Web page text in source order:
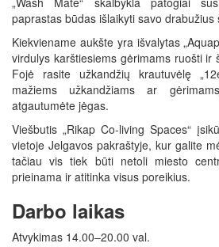
paprastas būdas išlaikyti savo drabužius
Kiekviename aukšte yra išvalytas
virdulys karštiesiems gėrimams ruošti ir
Fojė rasite užkandžių krautuvėlę
mažiems užkandžiams ar
atgautumėte jėgas.
Viešbutis „Rikap Co-living Spaces“
vietoje Jelgavos pakraštyje, kur galite
tačiau vis tiek būti netoli miesto
prieinama ir atitinka visus poreikius.
Darbo laikas
Atvykimas 14.00–20.00 val.